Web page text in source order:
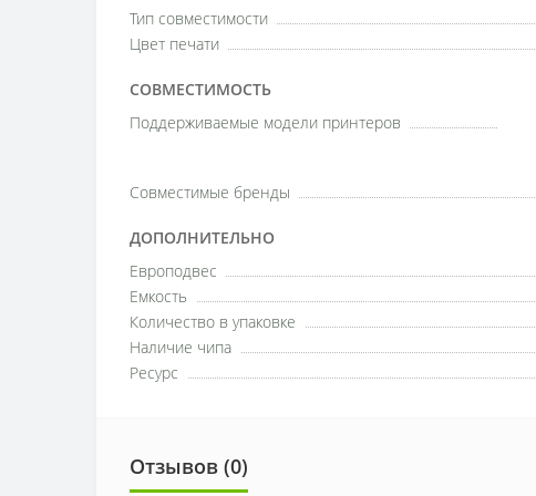
Тип совместимости
Цвет печати
СОВМЕСТИМОСТЬ
Поддерживаемые модели принтеров
Совместимые бренды
ДОПОЛНИТЕЛЬНО
Европодвес
Емкость
Количество в упаковке
Наличие чипа
Ресурс
Отзывов (0)